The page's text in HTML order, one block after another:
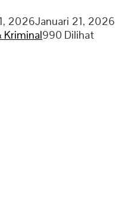
2026Januari 21, 2026
Kriminal990 Dilihat